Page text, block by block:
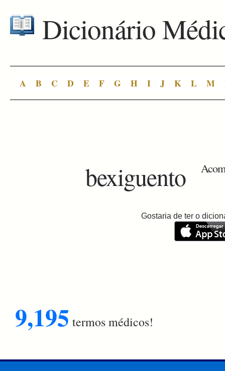
Dicionário
A B C D E F G H I J K L M
bexiguento
Gostaria de ter o
9,195 termos médicos!